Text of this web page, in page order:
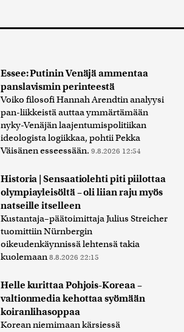
Essee: Putinin Venäjä ammentaa
panslavismin perinteestä
Voiko filosofi Hannah Arendtin analyysi
pan-liikkeistä auttaa ymmärtämään
nyky-Venäjän laajentumispolitiikan
ideologista logiikkaa, pohtii Pekka
Väisänen esseessään. 9.8.2026 12:54
Historia | Sensaatiolehti piti piilottaa
olympiayleisöltä – oli liian raju myös
natseille itselleen
Kustantaja–päätoimittaja Julius Streicher
tuomittiin Nürnbergin
oikeudenkäynnissä lehtensä takia
kuolemaan 8.8.2026 22:15
Helle kurittaa Pohjois-Koreaa –
valtionmedia kehottaa syömään
koiranlihasoppaa
Korean niemimaan kärsiessä